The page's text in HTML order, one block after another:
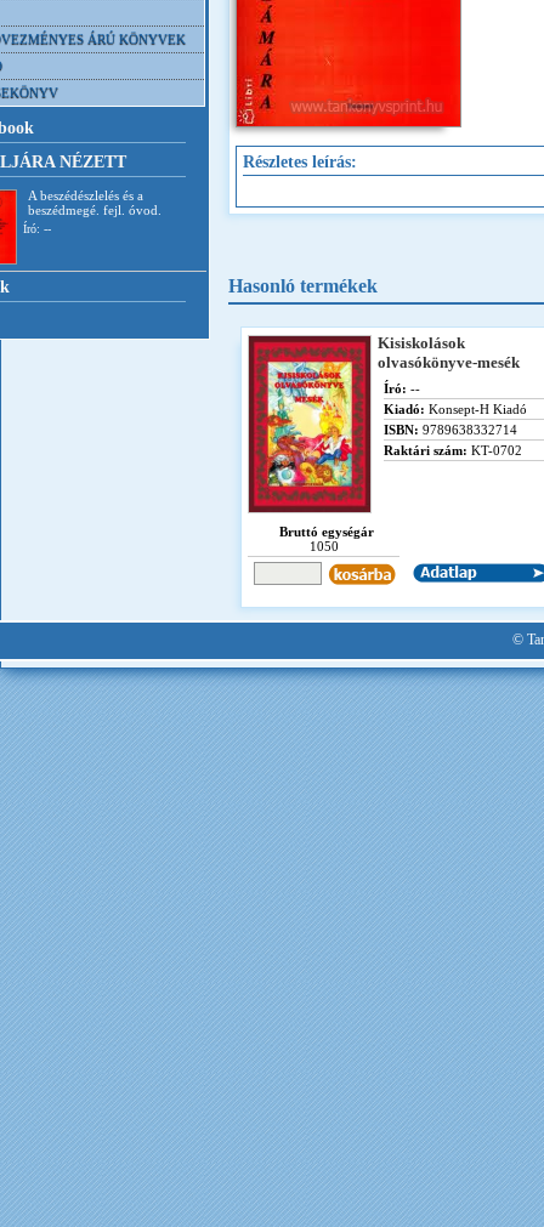
ÁRÚ KÖNYVEK
NÉZETT
A beszédészlelés és a
beszédmegé. fejl. óvod.
Író: --
Részletes leírás:
Hasonló termékek
Kisiskolások
olvasókönyve-mesék
Író: --
Kiadó: Konsept-H Kiadó
ISBN: 9789638332714
Raktári szám: KT-0702
Bruttó egységár
1050
©